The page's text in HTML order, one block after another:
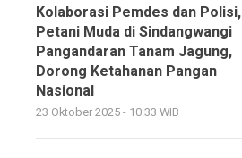
Kolaborasi Pemdes dan Polisi,
Petani Muda di Sindangwangi
Pangandaran Tanam Jagung,
Dorong Ketahanan Pangan
Nasional
23 Oktober 2025 - 10:33 WIB